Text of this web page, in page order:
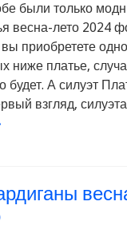
были только
весна-лето 2024
приобретете
ниже платье,
будет. А силуэт
взгляд,